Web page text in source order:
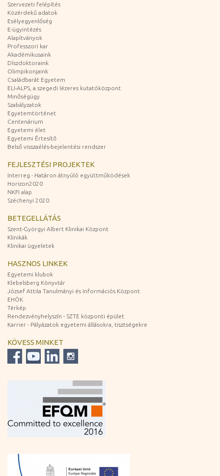
Szervezeti felépítés
Közérdekű adatok
Esélyegyenlőség
E-ügyintézés
Alapítványok
Professzori kar
Akadémikusaink
Díszdoktoraink
Olimpikonjaink
Családbarát Egyetem
ELI-ALPS, a szegedi lézeres kutatóközpont
Minőségügy
Szabályzatok
Egyetemtörténet
Centenárium
Egyetemi élet
Egyetemi Értesítő
Belső visszaélés-bejelentési rendszer
FEJLESZTÉSI PROJEKTEK
Interreg - Határon átnyúló együttműködések
Horizon2020
NKFI alap
Széchenyi 2020
BETEGELLÁTÁS
Szent-Györgyi Albert Klinikai Központ
Klinikák
Klinikai ügyeletek
HASZNOS LINKEK
Egyetemi klubok
Klebelsberg Könyvtár
József Attila Tanulmányi és Információs Központ
EHÖK
Térkép
Rendezvényhelyszín - SZTE központi épület
Karrier - Pályázatok egyetemi állásokra, tisztségekre
KÖVESS MINKET